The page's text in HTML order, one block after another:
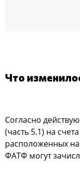
Что
Согласно
(часть 5.1) на
расположенных
ФАТФ могут